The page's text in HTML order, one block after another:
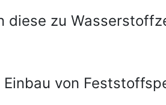
diese zu
von